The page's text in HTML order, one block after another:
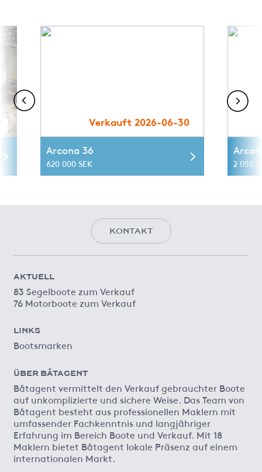
Verkauft 2026-06-30
Arcona 36
620 000 SEK 2 050
KONTAKT
AKTUELL
83 Segelboote zum Verkauf
76 Motorboote zum Verkauf
LINKS
Bootsmarken
ÜBER BÅTAGENT
Båtagent vermittelt den Verkauf gebrauchter Boote
auf unkomplizierte und sichere Weise. Das Team von
Båtagent besteht aus professionellen Maklern mit
umfassender Fachkenntnis und langjähriger
Erfahrung im Bereich Boote und Verkauf. Mit 18
Maklern bietet Båtagent lokale Präsenz auf einem
internationalen Markt.